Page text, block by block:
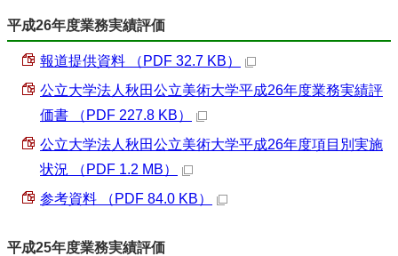
平成26年度業務実績評価
報道提供資料 （PDF 32.7 KB）
公立大学法人秋田公立美術大学平成26年度業務実績評
価書 （PDF 227.8 KB）
公立大学法人秋田公立美術大学平成26年度項目別実施
状況 （PDF 1.2 MB）
参考資料 （PDF 84.0 KB）
平成25年度業務実績評価